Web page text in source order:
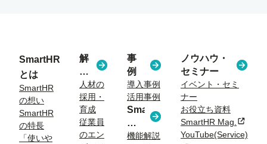
SmartHR
とは
SmartHR
の想い
SmartHR
の特長
「使いや
解
決
す
る
課
題
人材の
採用・
育成
従業員
のエン
事
例
導入事例
活用事例
SmartHR
コ
ラ
機能解説
ノウハウ・
セミナー
イベント・セミ
ナー
お役立ち資料
SmartHR Mag. 新規タ
YouTube(Service)